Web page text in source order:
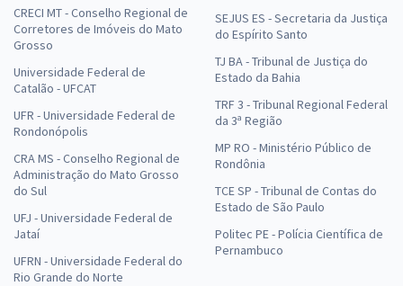
CRECI MT - Conselho Regional de
Corretores de Imóveis do Mato
Grosso
Universidade Federal de
Catalão - UFCAT
UFR - Universidade Federal de
Rondonópolis
CRA MS - Conselho Regional de
Administração do Mato Grosso
do Sul
UFJ - Universidade Federal de
Jataí
UFRN - Universidade Federal do
Rio Grande do Norte
SEJUS ES - Secretaria da Justiça
do Espírito Santo
TJ BA - Tribunal de Justiça do
Estado da Bahia
TRF 3 - Tribunal Regional Federal
da 3ª Região
MP RO - Ministério Público de
Rondônia
TCE SP - Tribunal de Contas do
Estado de São Paulo
Politec PE - Polícia Científica de
Pernambuco